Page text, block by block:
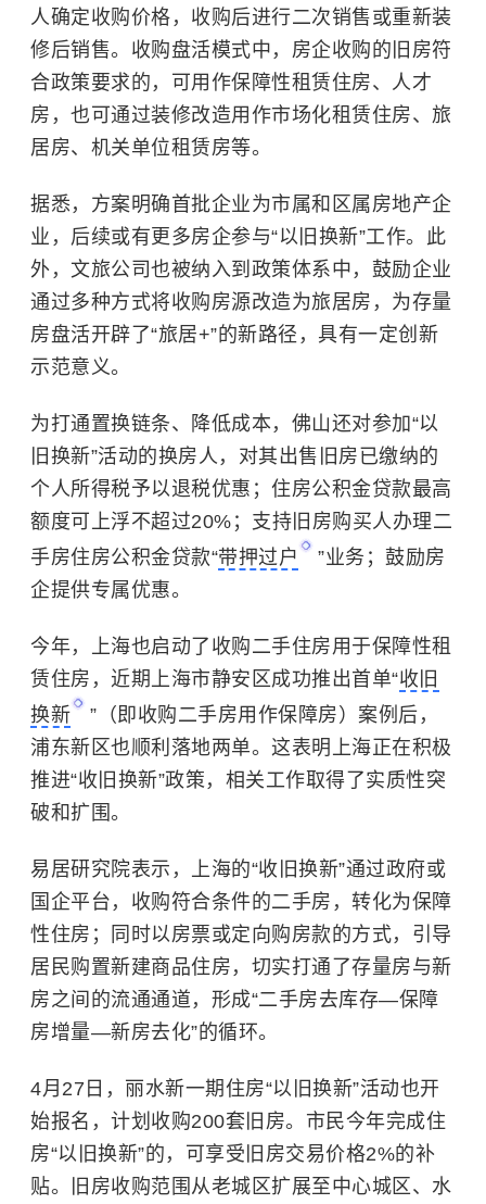
人确定收购价格，收购后进行二次销售或重新装
修后销售。收购盘活模式中，房企收购的旧房符
合政策要求的，可用作保障性租赁住房、人才
房，也可通过装修改造用作市场化租赁住房、旅
居房、机关单位租赁房等。
据悉，方案明确首批企业为市属和区属房地产企
业，后续或有更多房企参与“以旧换新”工作。此
外，文旅公司也被纳入到政策体系中，鼓励企业
通过多种方式将收购房源改造为旅居房，为存量
房盘活开辟了“旅居+”的新路径，具有一定创新
示范意义。
为打通置换链条、降低成本，佛山还对参加“以
旧换新”活动的换房人，对其出售旧房已缴纳的
个人所得税予以退税优惠；住房公积金贷款最高
额度可上浮不超过20%；支持旧房购买人办理二
手房住房公积金贷款“带押过户
”业务；鼓励房
企提供专属优惠。
今年，上海也启动了收购二手住房用于保障性租
赁住房，近期上海市静安区成功推出首单“收旧
换新
”（即收购二手房用作保障房）案例后，
浦东新区也顺利落地两单。这表明上海正在积极
推进“收旧换新”政策，相关工作取得了实质性突
破和扩围。
易居研究院表示，上海的“收旧换新”通过政府或
国企平台，收购符合条件的二手房，转化为保障
性住房；同时以房票或定向购房款的方式，引导
居民购置新建商品住房，切实打通了存量房与新
房之间的流通通道，形成“二手房去库存—保障
房增量—新房去化”的循环。
4月27日，丽水新一期住房“以旧换新”活动也开
始报名，计划收购200套旧房。市民今年完成住
房“以旧换新”的，可享受旧房交易价格2%的补
贴。旧房收购范围从老城区扩展至中心城区、水